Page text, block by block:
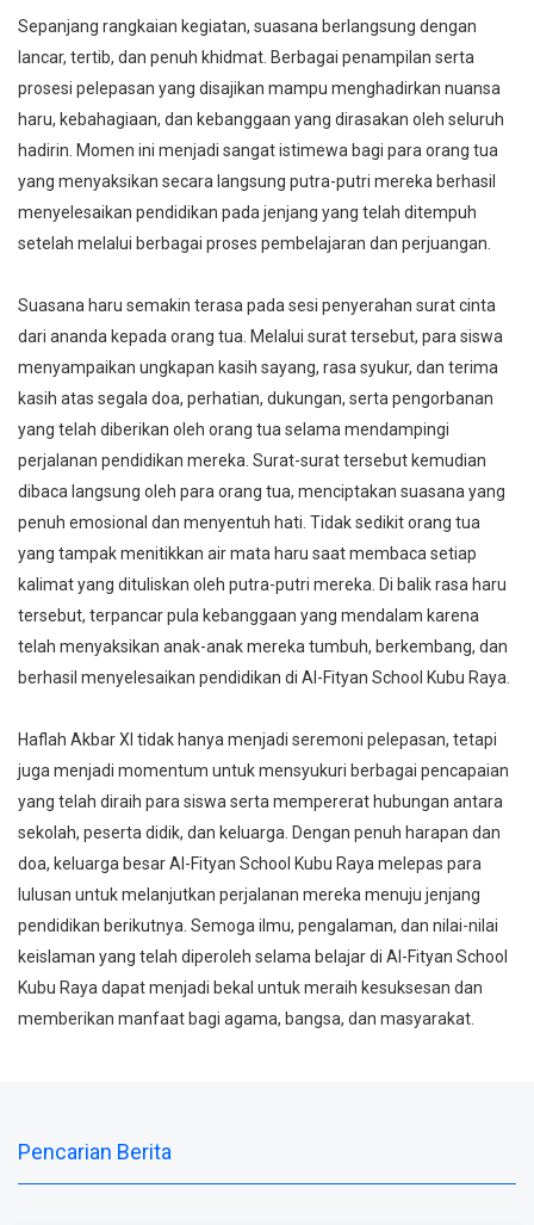
Sepanjang rangkaian kegiatan, suasana berlangsung dengan
lancar, tertib, dan penuh khidmat. Berbagai penampilan serta
prosesi pelepasan yang disajikan mampu menghadirkan nuansa
haru, kebahagiaan, dan kebanggaan yang dirasakan oleh seluruh
hadirin. Momen ini menjadi sangat istimewa bagi para orang tua
yang menyaksikan secara langsung putra-putri mereka berhasil
menyelesaikan pendidikan pada jenjang yang telah ditempuh
setelah melalui berbagai proses pembelajaran dan perjuangan.
Suasana haru semakin terasa pada sesi penyerahan surat cinta
dari ananda kepada orang tua. Melalui surat tersebut, para siswa
menyampaikan ungkapan kasih sayang, rasa syukur, dan terima
kasih atas segala doa, perhatian, dukungan, serta pengorbanan
yang telah diberikan oleh orang tua selama mendampingi
perjalanan pendidikan mereka. Surat-surat tersebut kemudian
dibaca langsung oleh para orang tua, menciptakan suasana yang
penuh emosional dan menyentuh hati. Tidak sedikit orang tua
yang tampak menitikkan air mata haru saat membaca setiap
kalimat yang dituliskan oleh putra-putri mereka. Di balik rasa haru
tersebut, terpancar pula kebanggaan yang mendalam karena
telah menyaksikan anak-anak mereka tumbuh, berkembang, dan
berhasil menyelesaikan pendidikan di Al-Fityan School Kubu Raya.
Haflah Akbar XI tidak hanya menjadi seremoni pelepasan, tetapi
juga menjadi momentum untuk mensyukuri berbagai pencapaian
yang telah diraih para siswa serta mempererat hubungan antara
sekolah, peserta didik, dan keluarga. Dengan penuh harapan dan
doa, keluarga besar Al-Fityan School Kubu Raya melepas para
lulusan untuk melanjutkan perjalanan mereka menuju jenjang
pendidikan berikutnya. Semoga ilmu, pengalaman, dan nilai-nilai
keislaman yang telah diperoleh selama belajar di Al-Fityan School
Kubu Raya dapat menjadi bekal untuk meraih kesuksesan dan
memberikan manfaat bagi agama, bangsa, dan masyarakat.
Pencarian Berita